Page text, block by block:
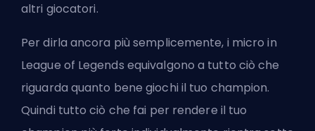
altri giocatori.
Per dirla ancora più semplicemente, i micro in
League of Legends equivalgono a tutto ciò che
riguarda quanto bene giochi il tuo champion.
Quindi tutto ciò che fai per rendere il tuo